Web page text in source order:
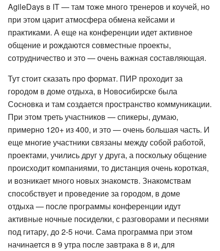
AgileDays в IT — там тоже много тренеров и коучей, но
при этом царит атмосфера обмена кейсами и
практиками. А еще на конференции идет активное
общение и рождаются совместные проекты,
сотрудничество и это — очень важная составляющая.
Тут стоит сказать про формат. ПИР проходит за
городом в доме отдыха, в Новосибирске была
Сосновка и там создается пространство коммуникации.
При этом треть участников — спикеры, думаю,
примерно 120+ из 400, и это — очень большая часть. И
еще многие участники связаны между собой работой,
проектами, учились друг у друга, а поскольку общение
происходит компаниями, то дистанция очень короткая,
и возникает много новых знакомств. Знакомствам
способствует и проведение за городом, в доме
отдыха — после программы конференции идут
активные ночные посиделки, с разговорами и песнями
под гитару, до 2-5 ночи. Сама программа при этом
начинается в 9 утра после завтрака в 8 и, для